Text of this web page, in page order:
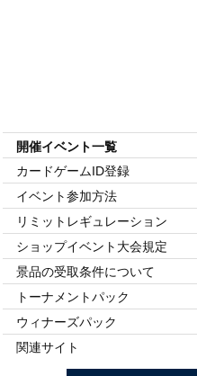
開催イベント一覧
カードゲームID登録
イベント参加方法
リミット レギュレーション
ショップイベント 大会規定
景品の受取条件について
トーナメントパック
ウィナーズパック
関連サイト